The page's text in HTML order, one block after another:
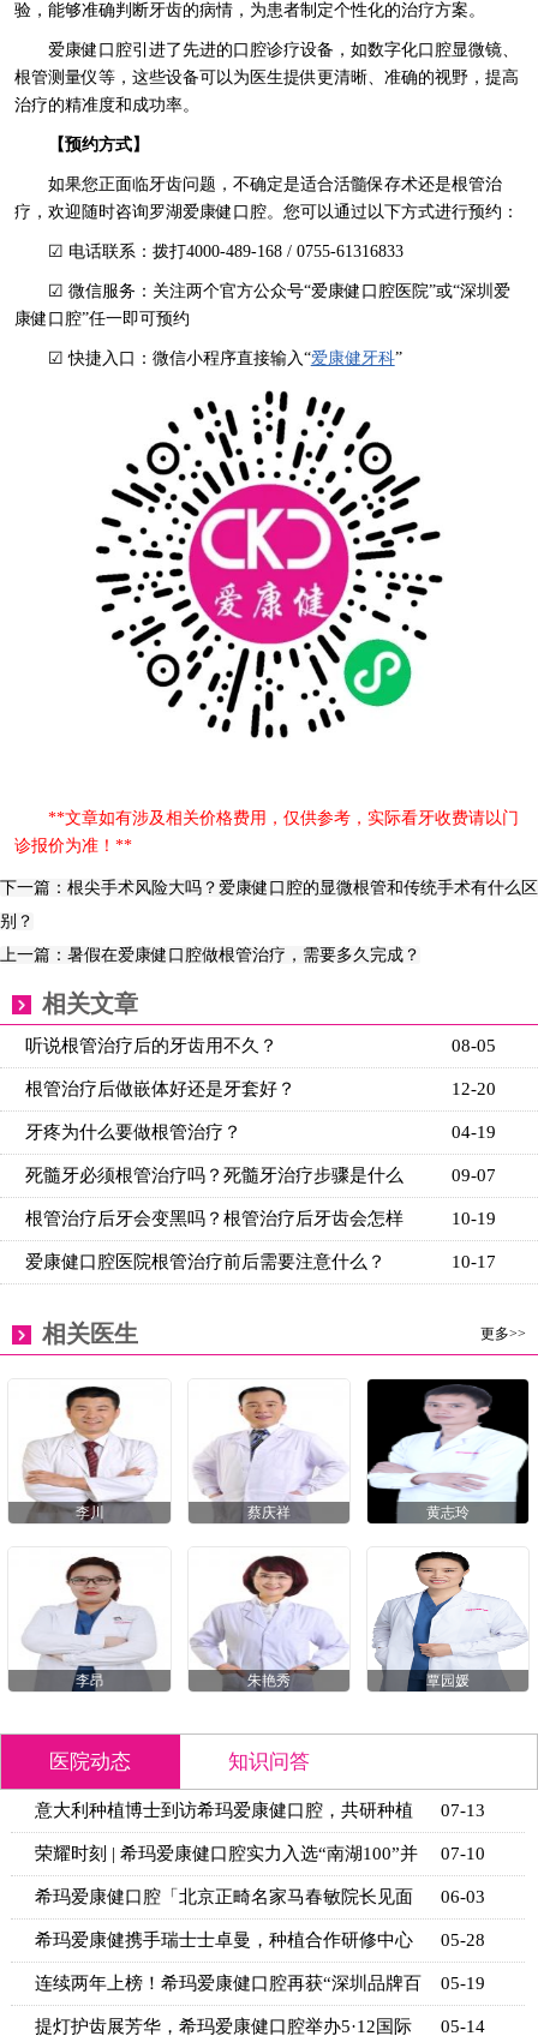
验，能够准确判断牙齿的病情，为患者制定个性化的治疗方案。
爱康健口腔引进了先进的口腔诊疗设备，如数字化口腔显微镜、
根管测量仪等，这些设备可以为医生提供更清晰、准确的视野，提高
治疗的精准度和成功率。
【预约方式】
如果您正面临牙齿问题，不确定是适合活髓保存术还是根管治
疗，欢迎随时咨询罗湖爱康健口腔。您可以通过以下方式进行预约：
☑ 电话联系：拨打4000-489-168 / 0755-61316833
☑ 微信服务：关注两个官方公众号“爱康健口腔医院”或“深圳爱
康健口腔”任一即可预约
☑ 快捷入口：微信小程序直接输入“爱康健牙科”
**文章如有涉及相关价格费用，仅供参考，实际看牙收费请以门
诊报价为准！**
下一篇：根尖手术风险大吗？爱康健口腔的显微根管和传统手术有什么区
别？
上一篇：暑假在爱康健口腔做根管治疗，需要多久完成？
相关文章
08-05
听说根管治疗后的牙齿用不久？
12-20
根管治疗后做嵌体好还是牙套好？
04-19
牙疼为什么要做根管治疗？
09-07
死髓牙必须根管治疗吗？死髓牙治疗步骤是什么
10-19
根管治疗后牙会变黑吗？根管治疗后牙齿会怎样
10-17
爱康健口腔医院根管治疗前后需要注意什么？
更多>>
相关医生
李川 蔡庆祥 黄志玲
李昂 朱艳秀 覃园媛
医院动态 知识问答
意大利种植博士到访希玛爱康健口腔，共研种植
技术新思
07-13
荣耀时刻 | 希玛爱康健口腔实力入选“南湖100”并
获官
07-10
希玛爱康健口腔「北京正畸名家马春敏院长见面
日」活动
06-03
希玛爱康健携手瑞士士卓曼，种植合作研修中心
揭牌
05-28
连续两年上榜！希玛爱康健口腔再获“深圳品牌百
强”
05-19
提灯护齿展芳华，希玛爱康健口腔举办5·12国际 05-14